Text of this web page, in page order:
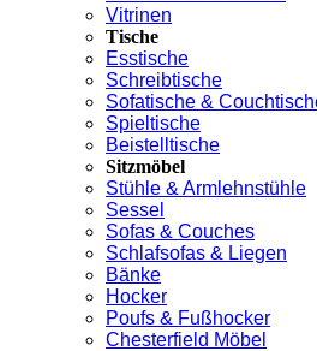
Vitrinen
Tische
Esstische
Schreibtische
Sofatische &
Spieltische
Beistelltische
Sitzmöbel
Stühle & Armlehnstühle
Sessel
Sofas & Couches
Schlafsofas & Liegen
Bänke
Hocker
Poufs & Fußhocker
Chesterfield Möbel